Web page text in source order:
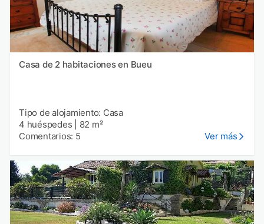
Casa de 2 habitaciones en Bueu
Tipo de alojamiento: Casa
4 huéspedes
82 m²
Comentarios: 5
Ver más